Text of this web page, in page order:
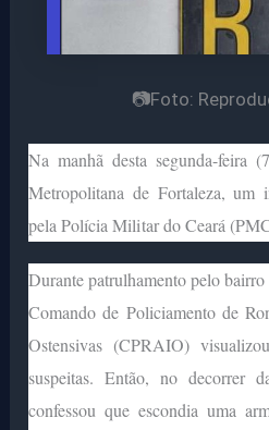
📷Foto:
Na manhã desta segunda-feira
Metropolitana de Fortaleza, um
pela Polícia Militar do Ceará
Durante patrulhamento pelo
Comando de Policiamento de
Ostensivas (CPRAIO)
suspeitas. Então, no decorrer
confessou que escondia uma